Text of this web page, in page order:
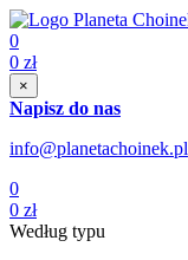
0
0 zł
×
Napisz do nas
info@planetachoinek.pl
0
0 zł
Według typu